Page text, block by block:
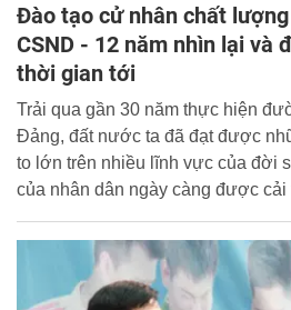
Đào tạo cử nhân chất
CSND - 12 năm nhìn lại và
thời gian tới
Trải qua gần 30 năm thực hiện đường lối đổi mới của
Đảng, đất nước ta đã đạt được
to lớn trên nhiều lĩnh vực của đời
của nhân dân ngày càng được cải